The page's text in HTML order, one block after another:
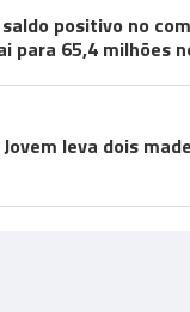
positivo no
para 65,4 milhões
leva dois